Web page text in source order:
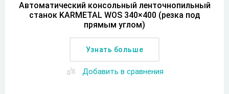
Автоматический консольный ленточнопильный
станок KARMETAL WOS 340×400 (резка под
прямым углом)
Узнать больше
Добавить в сравнения